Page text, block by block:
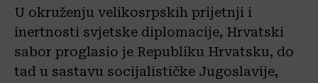
U okruženju velikosrpskih prijetnji i
inertnosti svjetske diplomacije, Hrvatski
sabor proglasio je Republiku Hrvatsku, do
tad u sastavu socijalističke Jugoslavije,